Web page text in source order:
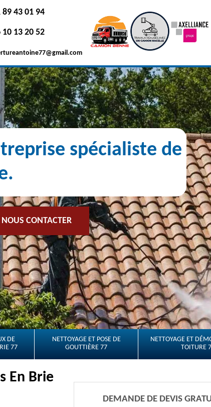
89 43 01 94
10 13 20 52
spécialiste de
NOUS CONTACTER
DE
77
NETTOYAGE ET POSE DE
GOUTTIÈRE 77
NETTOYAGE ET
TOITURE
En Brie
DEMANDE DE DEVIS